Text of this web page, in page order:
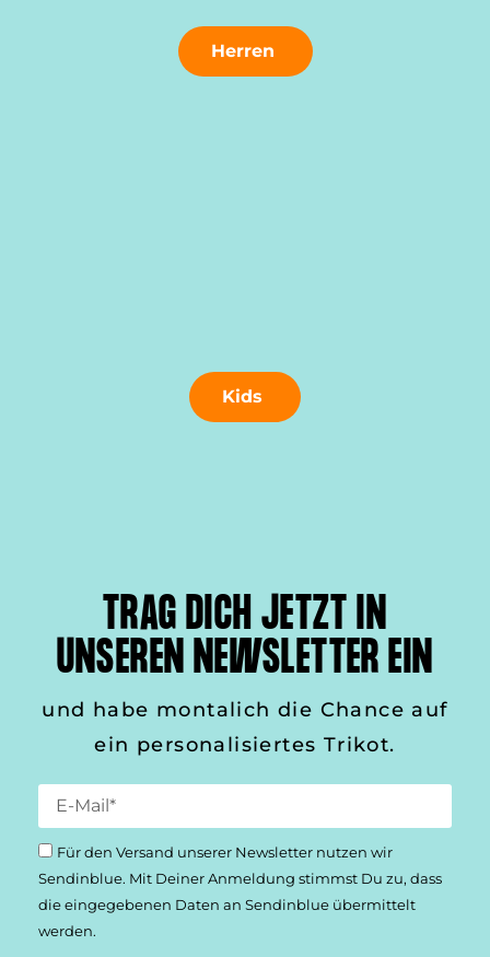
Herren
Kids
TRAG DICH JETZT IN
UNSEREN NEWSLETTER EIN
und habe montalich die Chance auf
ein personalisiertes Trikot.
Für den Versand unserer Newsletter nutzen wir
Sendinblue. Mit Deiner Anmeldung stimmst Du zu, dass
die einge­gebenen Daten an Sendinblue übermittelt
werden.